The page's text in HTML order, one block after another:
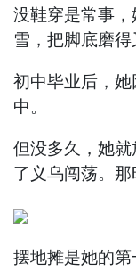
没鞋穿是常事
雪，把脚底磨得
初中毕业后，
中。
但没多久，她
了义乌闯荡。那
摆地摊是她的